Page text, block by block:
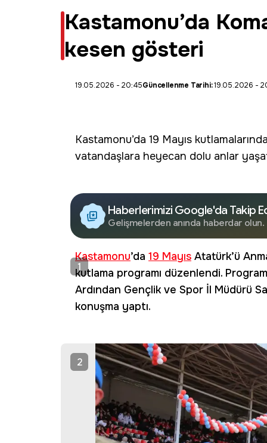
Kastamonu’da
kesen gösteri
19.05.2026 - 20:45Güncellenme Tarihi:19.05.2026 -
Kastamonu’da 19 Mayıs
vatandaşlara heyecan dolu anlar
Haberlerimizi Google'da Takip
Gelişmelerden anında haberdar olun.
1
Kastamonu’da 19 Mayıs Atatürk’ü
kutlama programı düzenlendi.
Ardından Gençlik ve Spor İl Müdürü
konuşma yaptı.
2